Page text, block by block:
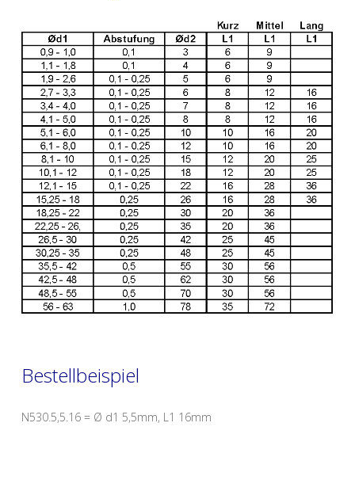
Bestellbeispiel
N530.5,5.16 = Ø d1 5,5mm, L1 16mm